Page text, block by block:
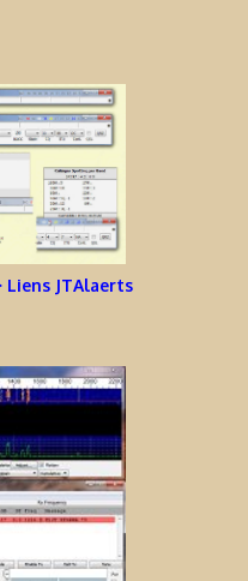
JTAlaerts